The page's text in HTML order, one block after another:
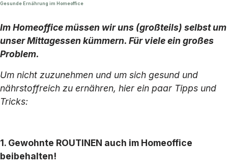
Gesunde Ernährung im Homeoffice
Im Homeoffice müssen wir uns (großteils) selbst um
unser Mittagessen kümmern. Für viele ein großes
Problem.
Um nicht zuzunehmen und um sich gesund und
nährstoffreich zu ernähren, hier ein paar Tipps und
Tricks:
1. Gewohnte ROUTINEN auch im Homeoffice
beibehalten!